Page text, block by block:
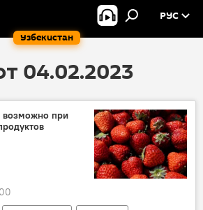
Узбекистан
РУС
04.02.2023
возможно при